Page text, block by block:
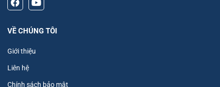
VỀ CHÚNG TÔI
Giới thiệu
Liên hệ
Chính sách bảo mật